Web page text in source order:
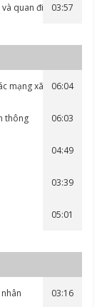
quan điểm khác
03:57
mạng xã hội06:04
thông 06:03
04:49
03:39
05:01
03:16